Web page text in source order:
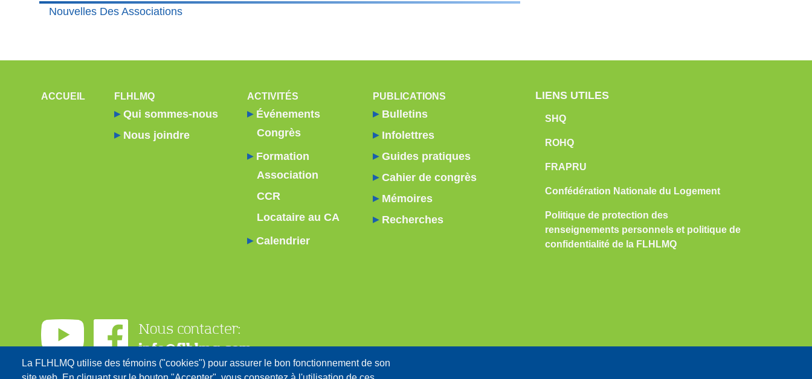
Nouvelles Des Associations
NAVIGATION PRINCIPALE
ACCUEIL FLHLMQ
Qui sommes-nous
Nous joindre
ACTIVITÉS
Événements
Congrès
Formation
Association
CCR
Locataire au CA
Calendrier
PUBLICATIONS
Bulletins
Infolettres
Guides pratiques
Cahier de congrès
Mémoires
Recherches
LIENS UTILES
SHQ
ROHQ
FRAPRU
Confédération Nationale du Logement
Politique de protection des
renseignements personnels et politique de
confidentialité de la FLHLMQ
Nous contacter:
info@flhlmq.com
1-800-566-9662
La FLHLMQ utilise des témoins ("cookies") pour assurer le bon fonctionnement de son